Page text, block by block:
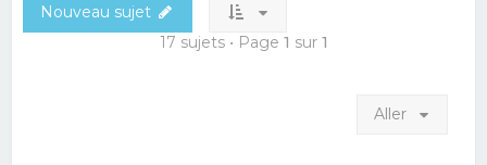
Nouveau sujet
17 sujets • Page 1 sur 1
Aller